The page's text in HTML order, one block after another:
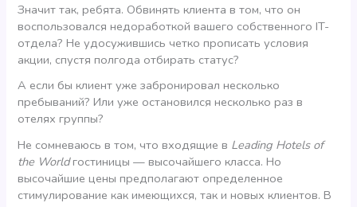
Значит так, ребята. Обвинять клиента в том, что он
воспользовался недоработкой вашего собственного IT-
отдела? Не удосужившись четко прописать условия
акции, спустя полгода отбирать статус?
А если бы клиент уже забронировал несколько
пребываний? Или уже остановился несколько раз в
отелях группы?
Не сомневаюсь в том, что входящие в Leading Hotels of
the Worldгостиницы — высочайшего класса. Но
высочайшие цены предполагают определенное
стимулирование как имеющихся, так и новых клиентов. В